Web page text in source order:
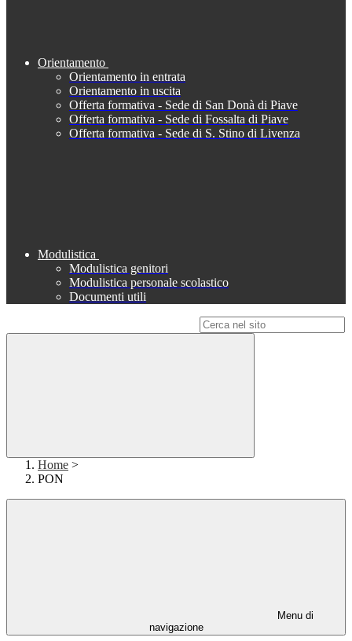
Orientamento
Orientamento in entrata
Orientamento in uscita
Offerta formativa - Sede di San Donà di Piave
Offerta formativa - Sede di Fossalta di Piave
Offerta formativa - Sede di S. Stino di Livenza
Modulistica
Modulistica genitori
Modulistica personale scolastico
Documenti utili
Home >
PON
Menu di
navigazione